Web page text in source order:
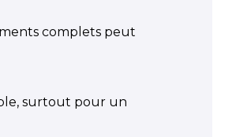
complets peut
surtout pour un